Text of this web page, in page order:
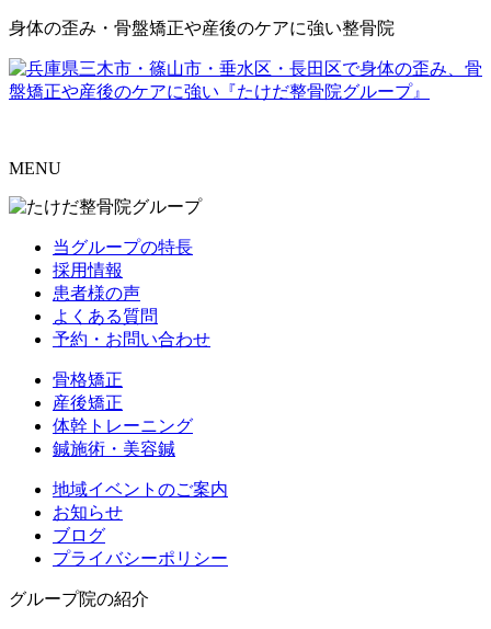
身体の歪み・骨盤矯正や産後のケアに強い整骨院
MENU
当グループの特長
採用情報
患者様の声
よくある質問
予約・お問い合わせ
骨格矯正
産後矯正
体幹トレーニング
鍼施術・美容鍼
地域イベントのご案内
お知らせ
ブログ
プライバシーポリシー
グループ院の紹介